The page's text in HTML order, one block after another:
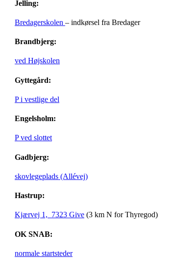
Jelling:
Bredagerskolen – indkørsel fra Bredager
Brandbjerg:
ved Højskolen
Gyttegård:
P i vestlige del
Engelsholm:
P ved slottet
Gadbjerg:
skovlegeplads (Allévej)
Hastrup:
Kjærvej 1, 7323 Give (3 km N for Thyregod)
OK SNAB:
normale startsteder